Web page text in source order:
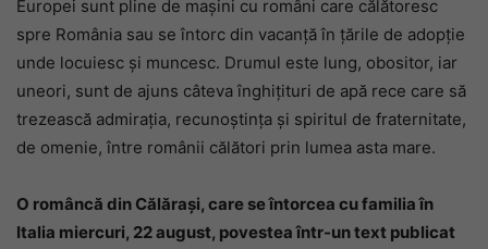
Europei sunt pline de mașini cu români care călătoresc
spre România sau se întorc din vacanță în țările de adopție
unde locuiesc și muncesc. Drumul este lung, obositor, iar
uneori, sunt de ajuns câteva înghițituri de apă rece care să
trezească admirația, recunoștința și spiritul de fraternitate,
de omenie, între românii călători prin lumea asta mare.
O româncă din Călărași, care se întorcea cu familia în
Italia miercuri, 22 august, povestea într-un text publicat